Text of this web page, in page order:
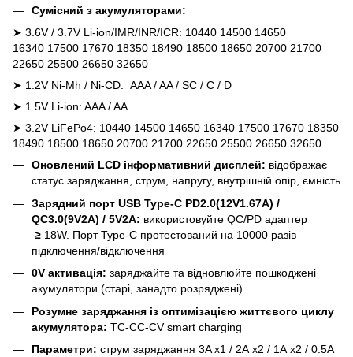
Сумісний з акумуляторами:
➤ 3.6V / 3.7V Li-ion/IMR/INR/ICR: 10440 14500 14650
16340 17500 17670 18350 18490 18500 18650 20700 21700
22650 25500 26650 32650
➤ 1.2V Ni-Mh / Ni-CD: AAA / AA / SC / C / D
➤ 1.5V Li-ion: AAA / AA
➤ 3.2V LiFePo4: 10440 14500 14650 16340 17500 17670 18350
18490 18500 18650 20700 21700 22650 25500 26650 32650
Оновлений LCD інформативний дисплей: відображає
статус заряджання, струм, напругу, внутрішній опір, ємність
Зарядний порт USB Type-C PD2.0(12V1.67A) /
QC3.0(9V2A) / 5V2A: використовуйте QC/PD адаптер
≥ 18W. Порт Type-C протестований на 10000 разів
підключення/відключення
0V активація: заряджайте та відновлюйте пошкоджені
акумулятори (старі, занадто розряджені)
Розумне заряджання із оптимізацією життєвого циклу
акумулятора: TC-CC-CV smart charging
Параметри: струм заряджання 3A х1 / 2А х2 / 1А х2 / 0.5А